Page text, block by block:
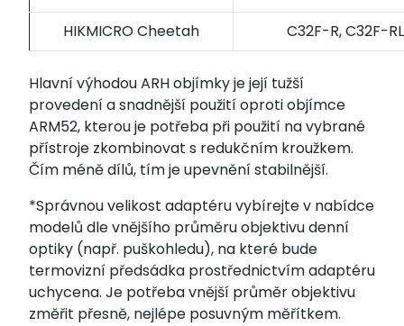
HIKMICRO Cheetah
C32F-R, C32F-RL
Hlavní výhodou ARH objímky je její tužší
provedení a snadnější použití oproti objímce
ARM52, kterou je potřeba při použití na vybrané
přístroje zkombinovat s redukčním kroužkem.
Čím méně dílů, tím je upevnění stabilnější.
*Správnou velikost adaptéru vybírejte v nabídce
modelů dle vnějšího průměru objektivu denní
optiky (např. puškohledu), na které bude
termovizní předsádka prostřednictvím adaptéru
uchycena. Je potřeba vnější průměr objektivu
změřit přesně, nejlépe posuvným měřítkem.